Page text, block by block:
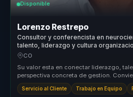
Disponible
Lorenzo Restrepo
Consultor y conferencista en
talento, liderazgo y cultura
equipos.
CO
Su valor esta en conectar liderazgo,
perspectiva concreta de gestion.
alineacion y...
Servicio al Cliente Trabajo en Equipo